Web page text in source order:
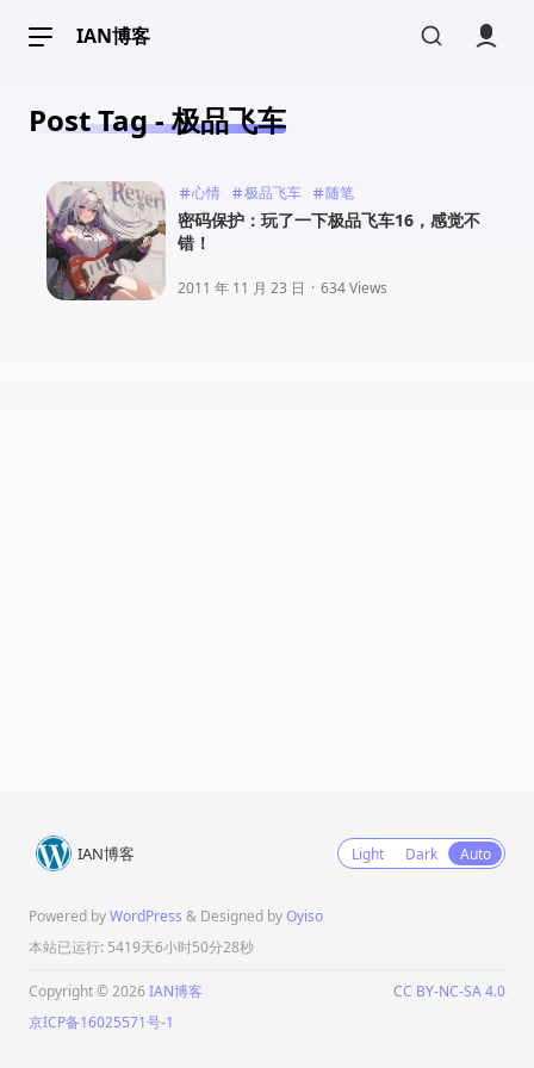
IAN博客
Post Tag - 极品飞车
心情 极品飞车 随笔
密码保护：玩了一下极品飞车16，感觉不
错！
2011 年 11 月 23 日 · 634 Views
IAN博客 Light Dark Auto
Powered byWordPress & Designed byOyiso
本站已运行: 5419天6小时50分28秒
Copyright © 2026 IAN博客
CC BY-NC-SA 4.0
京ICP备16025571号-1